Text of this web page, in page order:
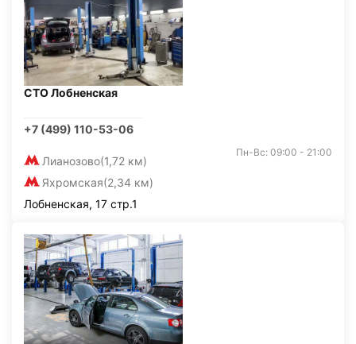
СТО Лобненская
+7 (499) 110-53-06
Лианозово(1,72 км)
Яхромская(2,34 км)
Пн-Вс: 09:00 - 21:00
Лобненская, 17 стр.1